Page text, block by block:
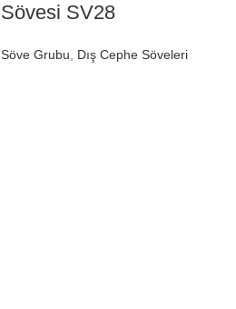
Sövesi SV28
Söve Grubu, Dış Cephe Söveleri